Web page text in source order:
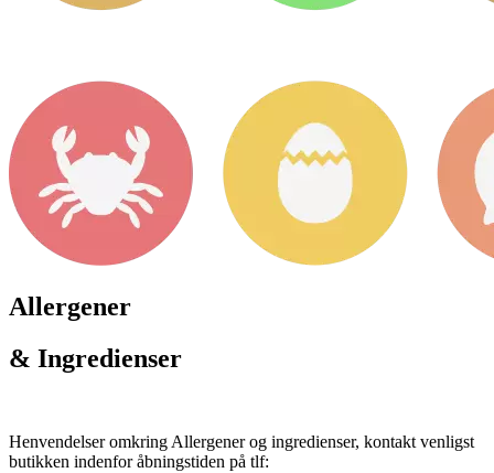
Allergener
& Ingredienser
Henvendelser omkring Allergener og ingredienser, kontakt venligst
butikken indenfor åbningstiden på tlf: